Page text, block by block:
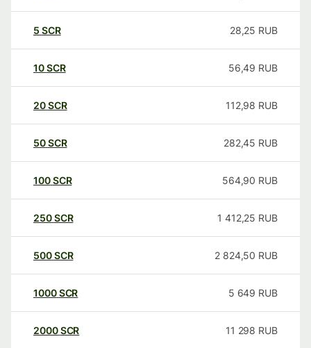
5 SCR 28,25 RUB
10SCR 56,49 RUB
20SCR 112,98 RUB
50SCR 282,45 RUB
100SCR 564,90 RUB
250SCR 1 412,25 RUB
500SCR 2 824,50 RUB
1000SCR 5 649 RUB
2000SCR 11 298 RUB